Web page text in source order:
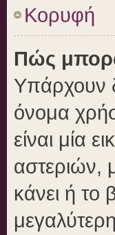
Κορυφή
Πώς
Υπάρχουν
όνομα
είναι μία
αστεριών,
κάνει ή